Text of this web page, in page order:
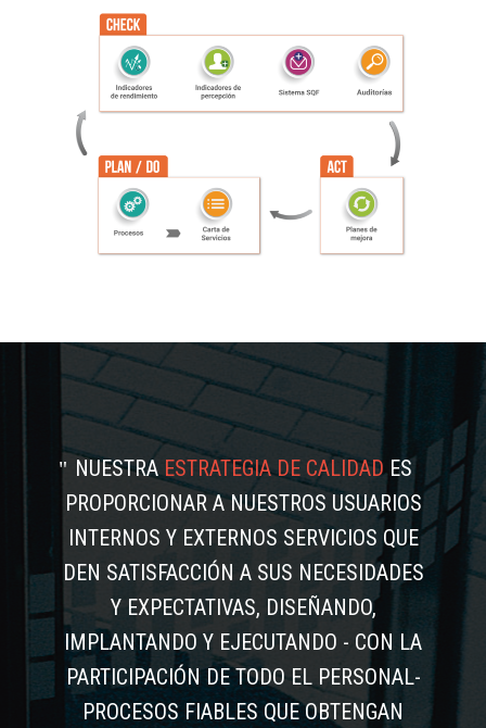
NUESTRAESTRATEGIA DE CALIDADES
PROPORCIONAR A NUESTROS USUARIOS
INTERNOS Y EXTERNOS SERVICIOS QUE
DEN SATISFACCIÓN A SUS NECESIDADES
Y EXPECTATIVAS, DISEÑANDO,
IMPLANTANDO Y EJECUTANDO - CON LA
PARTICIPACIÓN DE TODO EL PERSONAL-
PROCESOS FIABLES QUE OBTENGAN